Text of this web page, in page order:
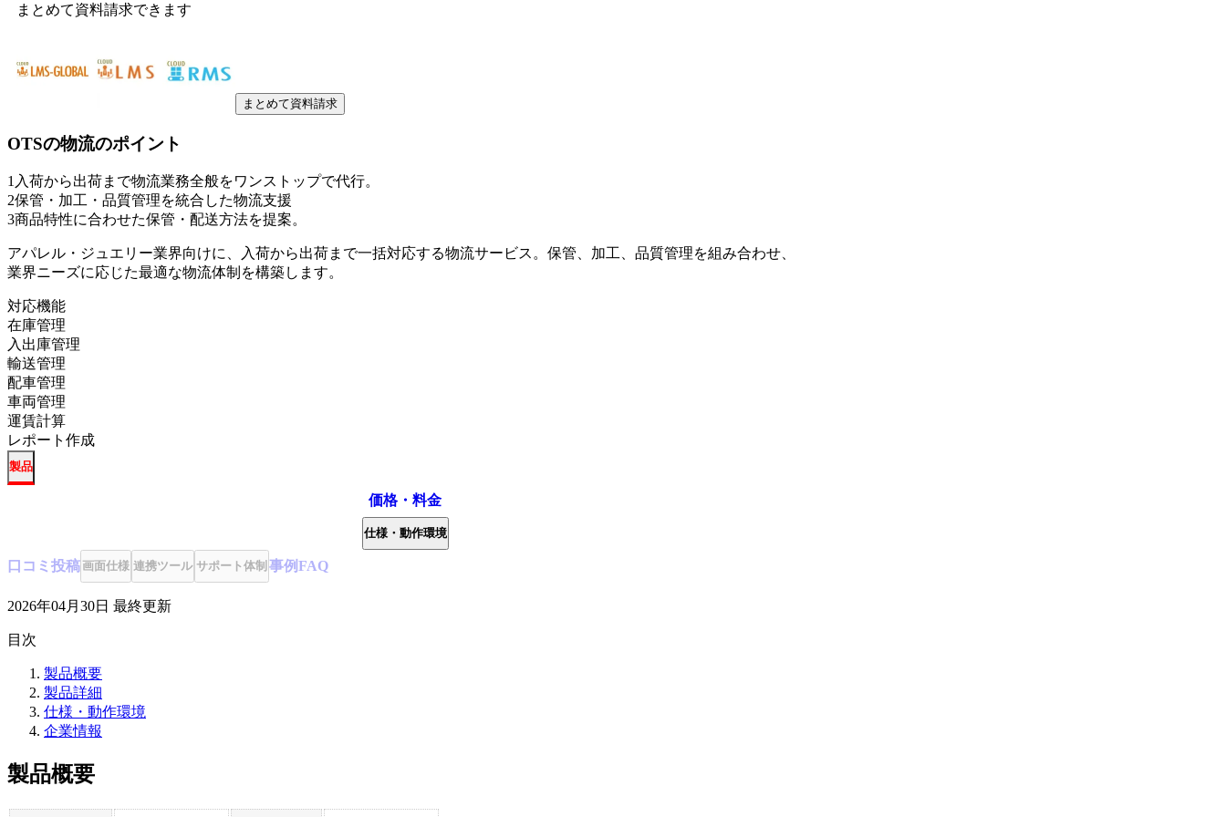
まとめて資料請求できます
まとめて資料請求
OTSの物流のポイント
1入荷から出荷まで物流業務全般をワンストップで代行。
2保管・加工・品質管理を統合した物流支援
3商品特性に合わせた保管・配送方法を提案。
アパレル・ジュエリー業界向けに、入荷から出荷まで一括対応する物流サービス。保管、加工、品質管理を組み合わせ、
業界ニーズに応じた最適な物流体制を構築します。
対応機能
在庫管理
入出庫管理
輸送管理
配車管理
車両管理
運賃計算
レポート作成
製品
価格・料金
仕様・動作環境
口コミ 投稿画面仕様 連携ツール サポート体制 事例FAQ
2026年04月30日 最終更新
目次
製品概要
製品詳細
仕様・動作環境
企業情報
製品概要